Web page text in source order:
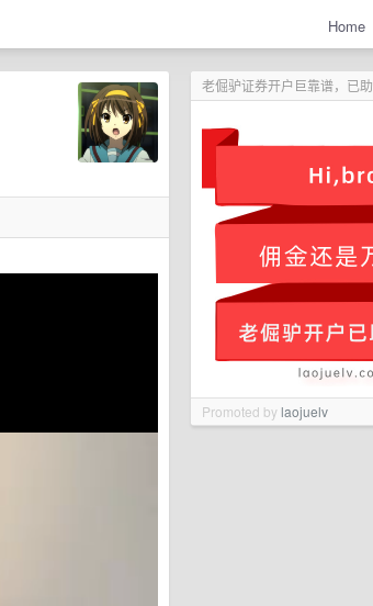
Home
老倔驴证券开户巨靠谱，已
Promoted bylaojuelv